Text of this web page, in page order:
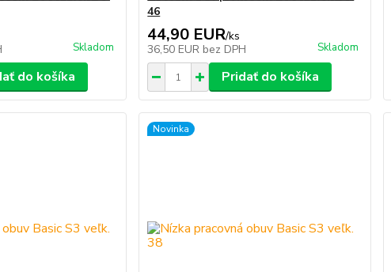
Skladom
do košíka
46
44,90 EUR/ks
36,50 EUR bez DPH Skladom
Pridať do košíka
Novinka